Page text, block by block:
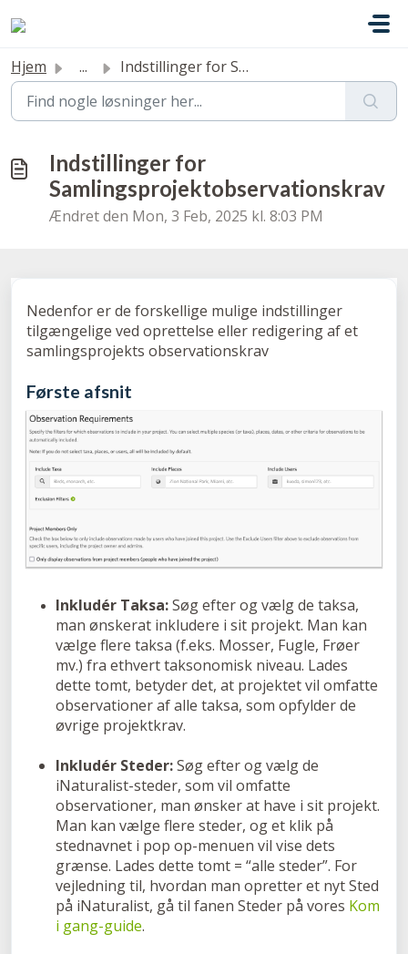
Hjem ... Indstillinger for Samlingsprojektobservationskrav
Indstillinger for
Samlingsprojektobservationskrav
Ændret den Mon, 3 Feb, 2025 kl. 8:03 PM
Nedenfor er de forskellige mulige indstillinger
tilgængelige ved oprettelse eller redigering af et
samlingsprojekts observationskrav
Første afsnit
Inkludér Taksa:Søg efter og vælg de taksa,
man ønskerat inkludere i sit projekt. Man kan
vælge flere taksa (f.eks. Mosser, Fugle, Frøer
mv.) fra ethvert taksonomisk niveau. Lades
dette tomt, betyder det, at projektet vil omfatte
observationer af alle taksa, som opfylder de
øvrige projektkrav.
Inkludér Steder:Søg efter og vælg de
iNaturalist-steder, som vil omfatte
observationer, man ønsker at have i sit projekt.
Man kan vælge flere steder, og et klik på
stednavnet i pop op-menuen vil vise dets
grænse. Lades dette tomt = “alle steder”. For
vejledning til, hvordan man opretter et nyt Sted
på iNaturalist, gå til fanen Steder på vores Kom
i gang-guide.